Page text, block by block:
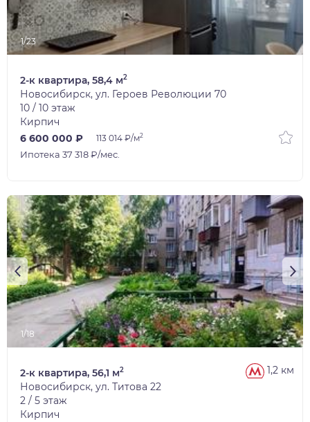
1/23
2-к квартира, 58,4 м2
Новосибирск, ул. Героев Революции 70
10 / 10 этаж
Кирпич
6 600 000 ₽
113 014 ₽/м2
Ипотека 37 318 ₽/мес.
1/18
1,2 км
2-к квартира, 56,1 м2
Новосибирск, ул. Титова 22
2 / 5 этаж
Кирпич